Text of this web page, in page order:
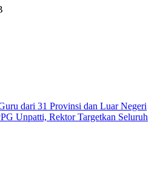
dari 31 Provinsi dan Luar Negeri
Unpatti, Rektor Targetkan Seluruh